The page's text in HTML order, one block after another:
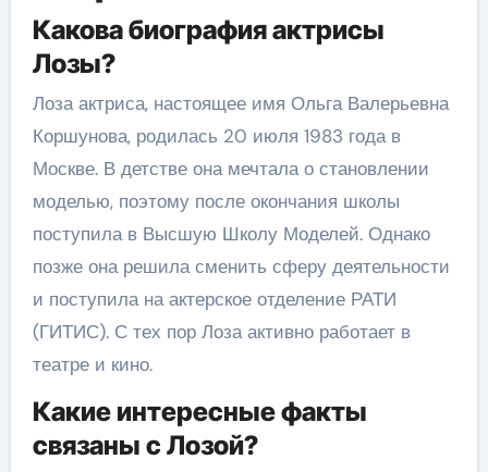
Какова биография актрисы
Лозы?
Лоза актриса, настоящее имя Ольга Валерьевна
Коршунова, родилась 20 июля 1983 года в
Москве. В детстве она мечтала о становлении
моделью, поэтому после окончания школы
поступила в Высшую Школу Моделей. Однако
позже она решила сменить сферу деятельности
и поступила на актерское отделение РАТИ
(ГИТИС). С тех пор Лоза активно работает в
театре и кино.
Какие интересные факты
связаны с Лозой?